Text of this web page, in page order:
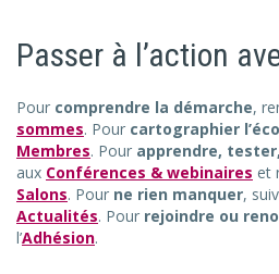
Passer à l’action
Pour comprendre la démarche,
sommes. Pour cartographier
Membres. Pour apprendre,
aux Conférences & webinaires et
Salons. Pour ne rien manquer,
Actualités. Pour rejoindre ou
l’Adhésion.